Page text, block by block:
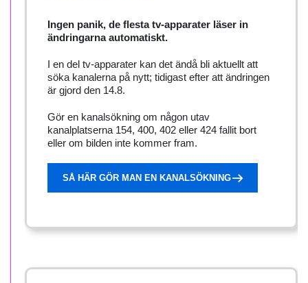
Ingen panik, de flesta tv-apparater läser in
ändringarna automatiskt.
I en del tv-apparater kan det ändå bli aktuellt att
söka kanalerna på nytt; tidigast efter att ändringen
är gjord den 14.8.
Gör en kanalsökning om någon utav
kanalplatserna 154, 400, 402 eller 424 fallit bort
eller om bilden inte kommer fram.
SÅ HÄR GÖR MAN EN KANALSÖKNING